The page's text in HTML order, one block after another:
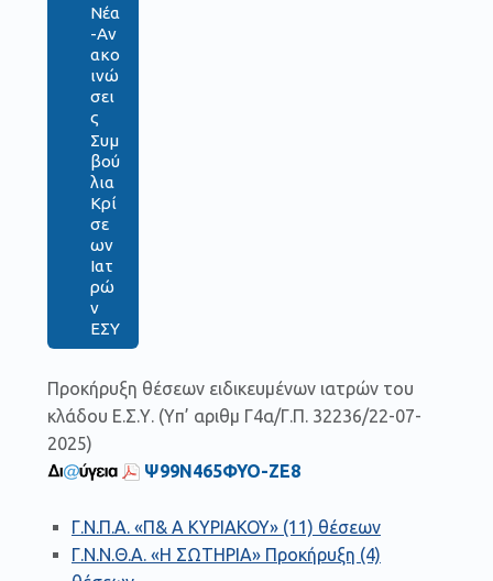
Νέα
-Αν
ακο
ινώ
σει
ς
Συμ
βού
λια
Κρί
σε
ων
Ιατ
ρώ
ν
ΕΣΥ
Προκήρυξη θέσεων ειδικευμένων ιατρών του
κλάδου Ε.Σ.Υ. (Yπ’ αριθμ Γ4α/Γ.Π. 32236/22-07-
2025)
Ψ99Ν465ΦΥΟ-ΖΕ8
Γ.Ν.Π.Α. «Π& Α ΚΥΡΙΑΚΟΥ» (11) θέσεων
Γ.Ν.Ν.Θ.Α. «Η ΣΩΤΗΡΙΑ» Προκήρυξη (4)